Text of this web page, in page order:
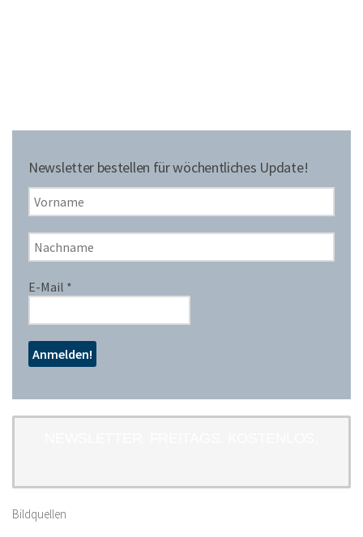
Newsletter bestellen für wöchentliches Update!
E-Mail *
Bildquellen